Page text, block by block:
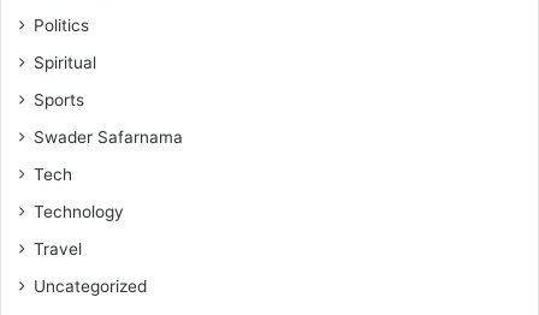
Politics
Spiritual
Sports
Swader Safarnama
Tech
Technology
Travel
Uncategorized